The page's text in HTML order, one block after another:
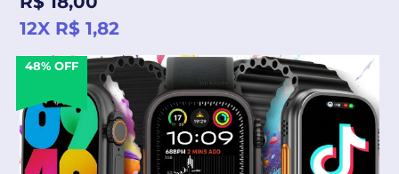
normal
12X R$ 1,82
48% OFF